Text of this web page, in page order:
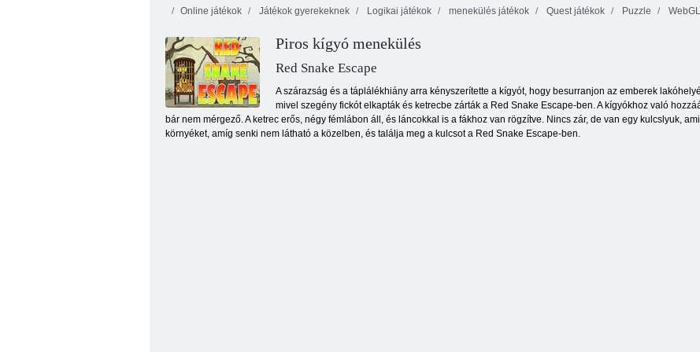
Buborék gémes
Konyhai
mahjong
Online játékok Játékok gyerekeknek Logikai játékok menekülés játékok Quest játékok Puzzle WebGL
Piros kígyó menekülés
Red Snake Escape
A szárazság és a táplálékhiány arra kényszerítette a kígyót, hogy besurranjon az emberek
mivel szegény fickót elkapták és ketrecbe zárták a Red Snake Escape-ben. A kígyókhoz való
bár nem mérgező. A ketrec erős, négy fémlábon áll, és láncokkal is a fákhoz van rögzítve. Nincs zár, de van egy kulcslyuk,
környéket, amíg senki nem látható a közelben, és találja meg a kulcsot a Red Snake Escape-ben.